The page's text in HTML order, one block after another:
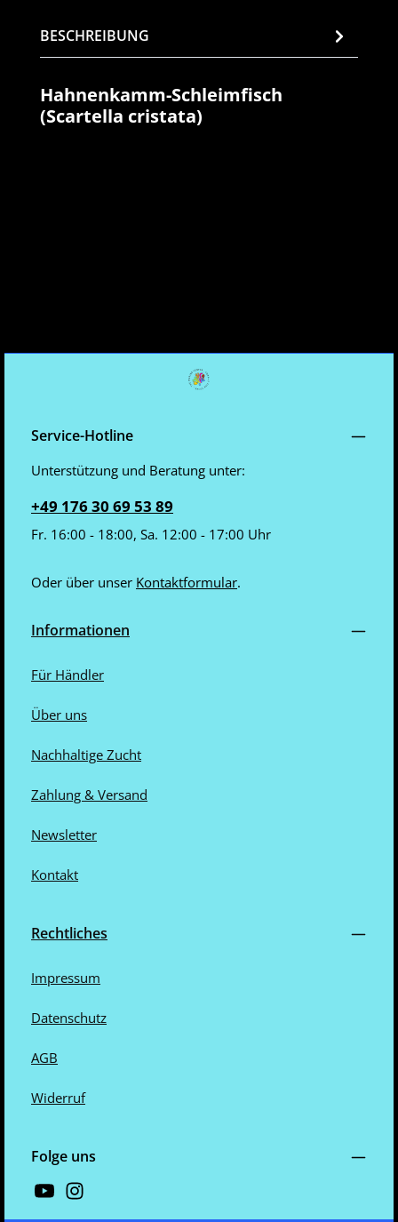
BESCHREIBUNG
Hahnenkamm-Schleimfisch
(Scartella cristata)
Service-Hotline
Unterstützung und Beratung unter:
+49 176 30 69 53 89
Fr. 16:00 - 18:00, Sa. 12:00 - 17:00 Uhr
Oder über unser Kontaktformular.
Informationen
Für Händler
Über uns
Nachhaltige Zucht
Zahlung & Versand
Newsletter
Kontakt
Rechtliches
Impressum
Datenschutz
AGB
Widerruf
Folge uns